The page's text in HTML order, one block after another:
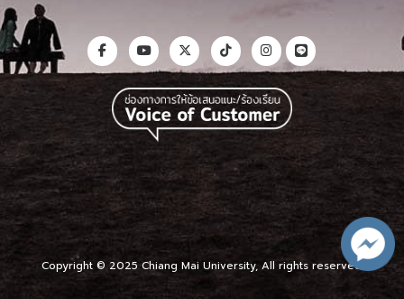
Copyright © 2025 Chiang Mai University, All rights reserved.